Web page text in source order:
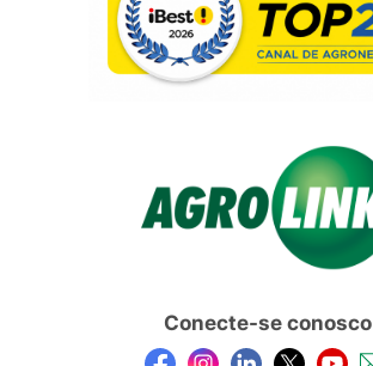
Conecte-se conosco